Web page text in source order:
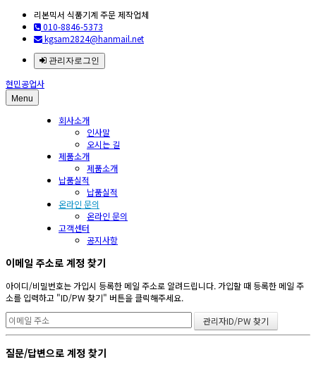
리본믹서 식품기계 주문 제작업체
010-8846-5373
kgsam2824@hanmail.net
관리자로그인
현민공업사
Menu
회사소개
인사말
오시는 길
제품소개
제품소개
납품실적
납품실적
온라인 문의
온라인 문의
고객센터
공지사항
이메일 주소로 계정 찾기
아이디/비밀번호는 가입시 등록한 메일 주소로 알려드립니다. 가입할 때 등록한 메일 주
소를 입력하고 "ID/PW 찾기" 버튼을 클릭해주세요.
질문/답변으로 계정 찾기